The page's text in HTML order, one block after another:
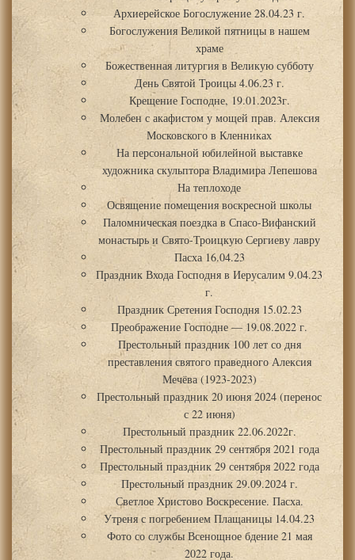
Архиерейское Богослужение 28.04.23 г.
Богослужения Великой пятницы в нашем
храме
Божественная литургия в Великую субботу
День Святой Троицы 4.06.23 г.
Крещение Господне, 19.01.2023г.
Молебен с акафистом у мощей прав. Алексия
Московского в Кленниках
На персональной юбилейной выставке
художника скульптора Владимира Лепешова
На теплоходе
Освящение помещения воскресной школы
Паломническая поездка в Спасо-Вифанский
монастырь и Свято-Троицкую Сергиеву лавру
Пасха 16.04.23
Праздник Входа Господня в Иерусалим 9.04.23
г.
Праздник Сретения Господня 15.02.23
Преображение Господне — 19.08.2022 г.
Престольный праздник 100 лет со дня
преставления святого праведного Алексия
Мечёва (1923-2023)
Престольный праздник 20 июня 2024 (перенос
с 22 июня)
Престольный праздник 22.06.2022г.
Престольный праздник 29 сентября 2021 года
Престольный праздник 29 сентября 2022 года
Престольный праздник 29.09.2024 г.
Светлое Христово Воскресение. Пасха.
Утреня с погребением Плащаницы 14.04.23
Фото со службы Всенощное бдение 21 мая
2022 года.